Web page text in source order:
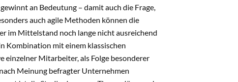
an Bedeutung – damit auch die Frage,
auch agile Methoden können die
im Mittelstand noch lange nicht ausreichend
Kombination mit einem klassischen
einzelner Mitarbeiter, als Folge besonderer
Meinung befragter Unternehmen